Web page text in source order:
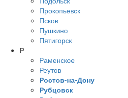
Прокопьевск
Псков
Пушкино
Пятигорск
Р
Раменское
Реутов
Ростов-на-Дону
Рубцовск